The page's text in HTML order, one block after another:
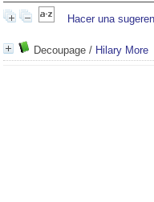
Hacer una
Decoupage / Hilary More